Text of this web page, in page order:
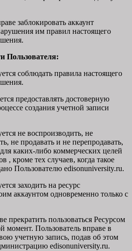
заблокировать аккаунт
им правил настоящего
Пользователя:
соблюдать правила настоящего
предоставлять достоверную
создания учетной записи
не воспроизводить, не
не продавать и не перепродавать,
каких-либо коммерческих целей
, кроме тех случаев, когда такое
Пользователю edisonuniversity.ru.
заходить на ресурс
аккаунтом одновременно только с
прекратить пользоваться Ресурсом
момент. Пользователь вправе в
учетную запись, подав об этом
edisonuniversity.ru.